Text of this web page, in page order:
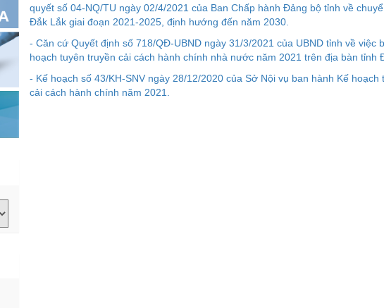
quyết số 04-NQ/TU ngày 02/4/2021 của Ban Chấp hành Đảng bộ tỉnh về
Đắk Lắk giai đoạn 2021-2025, định hướng đến năm 2030.
- Căn cứ Quyết định số 718/QĐ-UBND ngày 31/3/2021 của UBND tỉnh về việc
hoạch tuyên truyền cải cách hành chính nhà nước năm 2021 trên địa bàn tỉnh
- Kế hoạch số 43/KH-SNV ngày 28/12/2020 của Sở Nội vụ ban hành Kế hoạch
cải cách hành chính năm 2021.